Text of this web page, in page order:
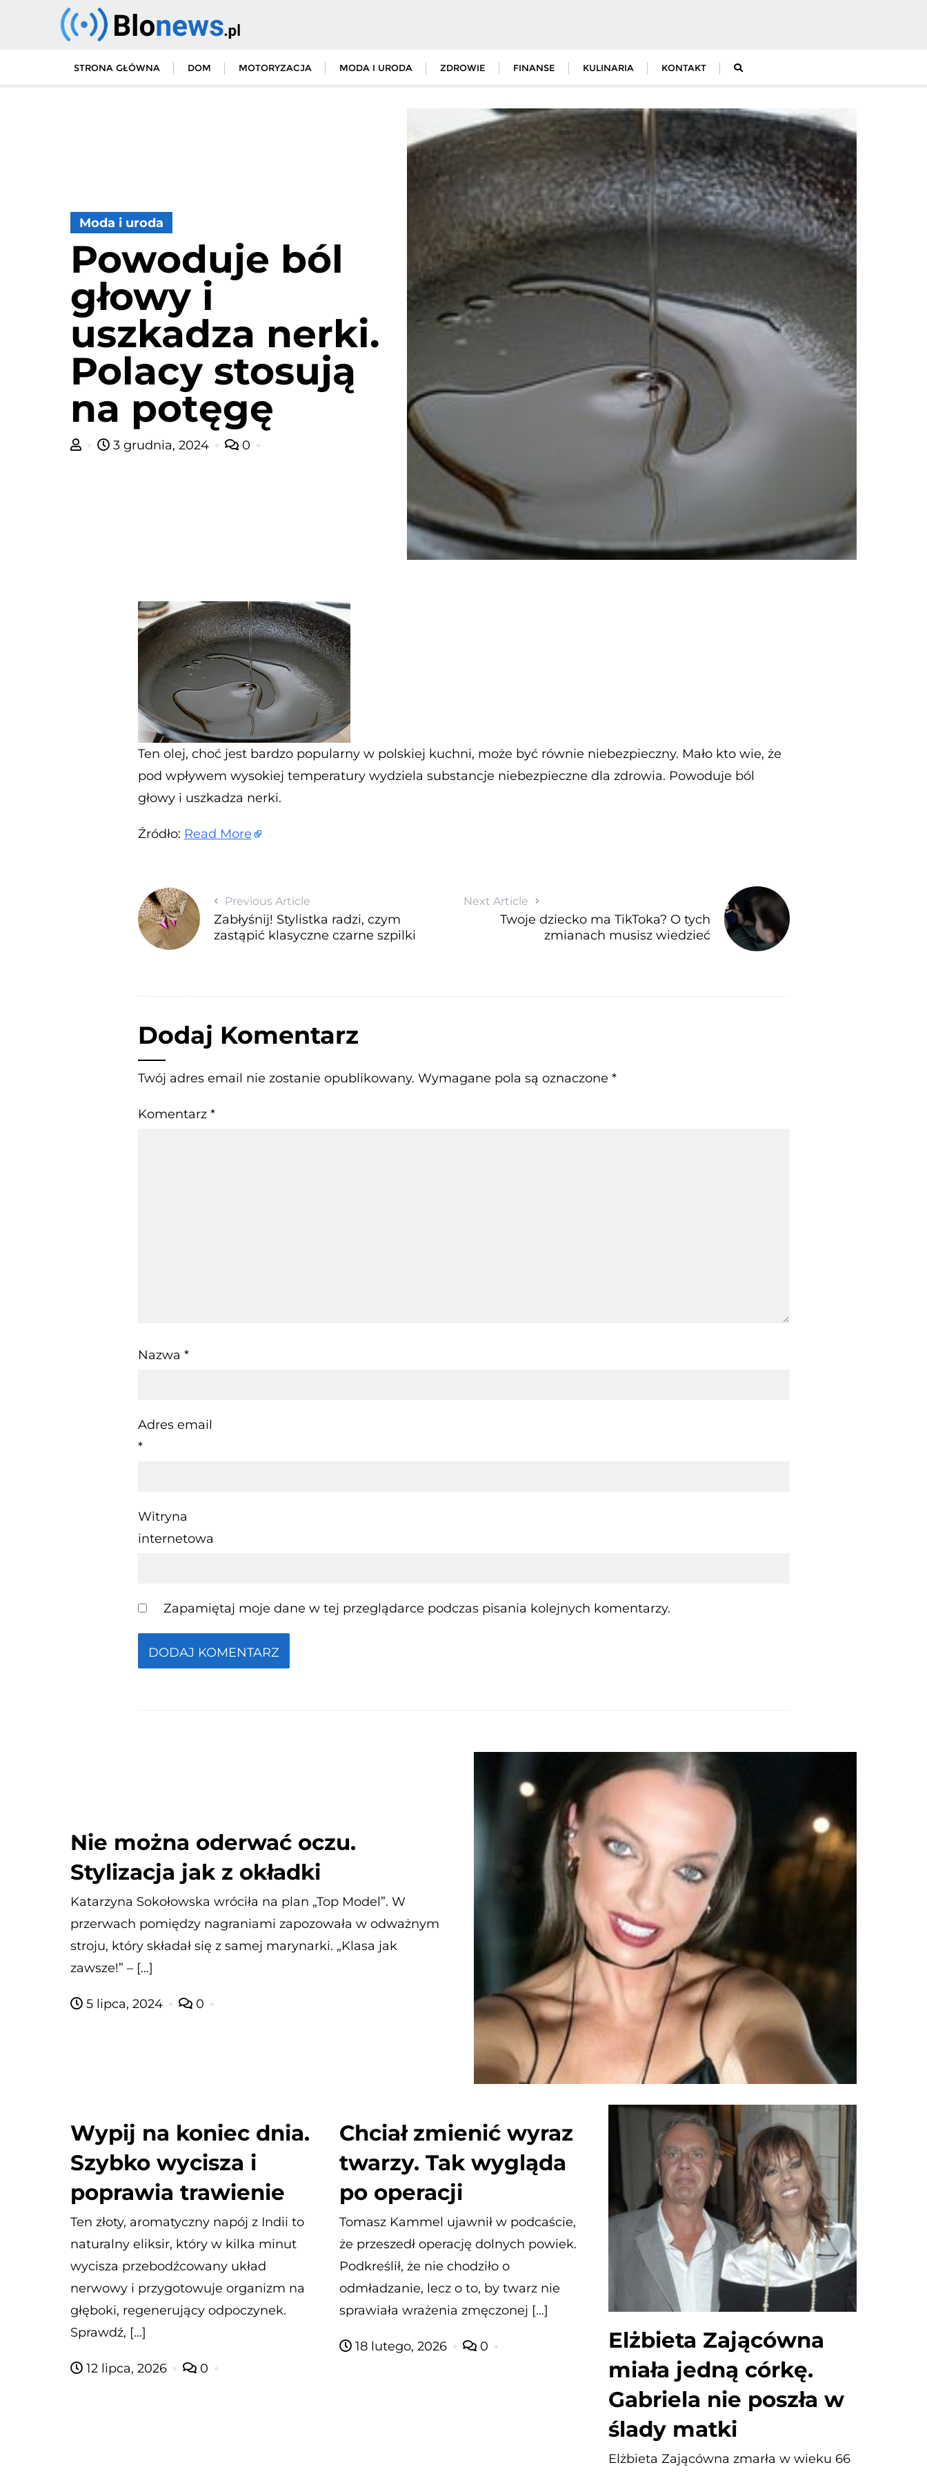
STRONA GŁÓWNA DOM MOTORYZACJA MODA I URODA ZDROWIE FINANSE KULINARIA KONTAKT
Moda i uroda
Powoduje ból
głowy i
uszkadza nerki.
Polacy stosują
na potęgę
3 grudnia, 2024 0
Ten olej, choć jest bardzo popularny w polskiej kuchni, może być równie niebezpieczny. Mało kto wie, że
pod wpływem wysokiej temperatury wydziela substancje niebezpieczne dla zdrowia. Powoduje ból
głowy i uszkadza nerki.
Źródło: Read More
Previous Article
Zabłyśnij! Stylistka radzi, czym
zastąpić klasyczne czarne szpilki
Next Article
Twoje dziecko ma TikToka? O tych
zmianach musisz wiedzieć
Dodaj Komentarz
Twój adres email nie zostanie opublikowany. Wymagane pola są oznaczone *
Komentarz *
Nazwa *
Adres email
*
Witryna
internetowa
Zapamiętaj moje dane w tej przeglądarce podczas pisania kolejnych komentarzy.
Nie można oderwać oczu.
Stylizacja jak z okładki
Katarzyna Sokołowska wróciła na plan „Top Model”. W
przerwach pomiędzy nagraniami zapozowała w odważnym
stroju, który składał się z samej marynarki. „Klasa jak
zawsze!” – […]
5 lipca, 2024 0
Wypij na koniec dnia.
Szybko wycisza i
poprawia trawienie
Ten złoty, aromatyczny napój z Indii to
naturalny eliksir, który w kilka minut
wycisza przebodźcowany układ
nerwowy i przygotowuje organizm na
głęboki, regenerujący odpoczynek.
Sprawdź, […]
12 lipca, 2026 0
Chciał zmienić wyraz
twarzy. Tak wygląda
po operacji
Tomasz Kammel ujawnił w podcaście,
że przeszedł operację dolnych powiek.
Podkreślił, że nie chodziło o
odmładzanie, lecz o to, by twarz nie
sprawiała wrażenia zmęczonej […]
18 lutego, 2026 0
Elżbieta Zającówna
miała jedną córkę.
Gabriela nie poszła w
ślady matki
Elżbieta Zającówna zmarła w wieku 66